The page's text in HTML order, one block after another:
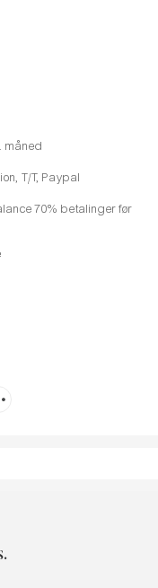
måned
T/T, Paypal
70% betalinger før